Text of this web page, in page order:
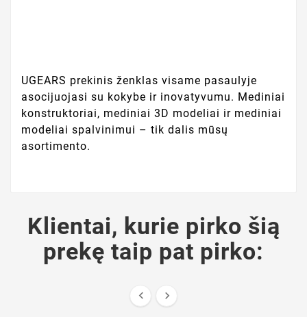
UGEARS prekinis ženklas visame pasaulyje
asocijuojasi su kokybe ir inovatyvumu. Mediniai
konstruktoriai, mediniai 3D modeliai ir mediniai
modeliai spalvinimui – tik dalis mūsų
asortimento.
Klientai, kurie pirko šią
prekę taip pat pirko:
 